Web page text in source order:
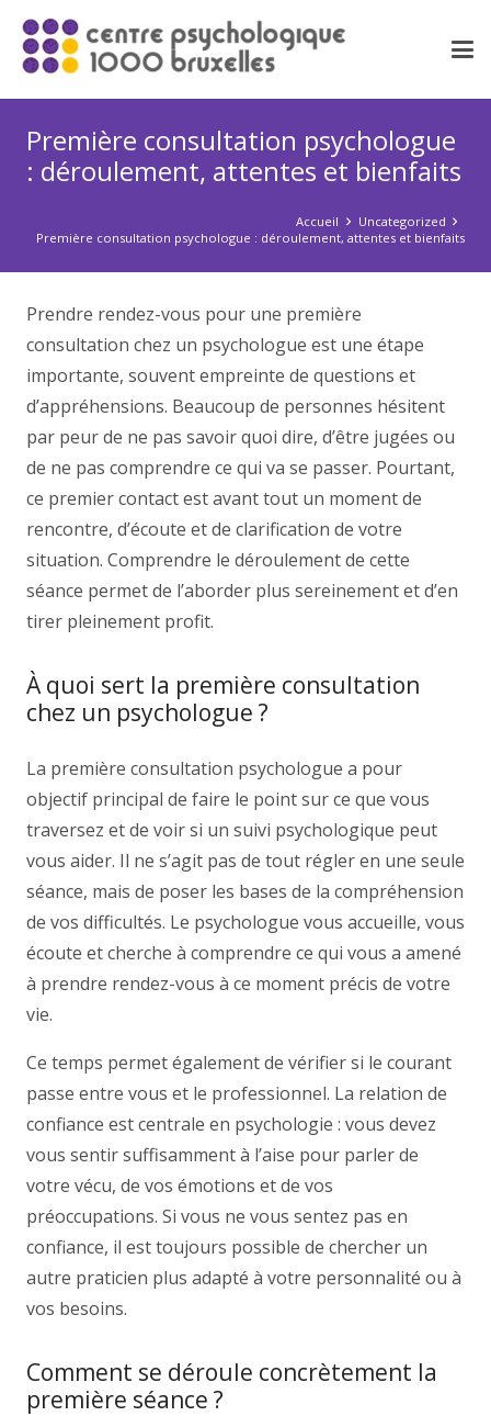
Première consultation psychologue
: déroulement, attentes et bienfaits
Accueil
Uncategorized
Première consultation psychologue : déroulement, attentes et bienfaits
Prendre rendez-vous pour une première
consultation chez un psychologue est une étape
importante, souvent empreinte de questions et
d’appréhensions. Beaucoup de personnes hésitent
par peur de ne pas savoir quoi dire, d’être jugées ou
de ne pas comprendre ce qui va se passer. Pourtant,
ce premier contact est avant tout un moment de
rencontre, d’écoute et de clarification de votre
situation. Comprendre le déroulement de cette
séance permet de l’aborder plus sereinement et d’en
tirer pleinement profit.
À quoi sert la première consultation
chez un psychologue ?
La première consultation psychologue a pour
objectif principal de faire le point sur ce que vous
traversez et de voir si un suivi psychologique peut
vous aider. Il ne s’agit pas de tout régler en une seule
séance, mais de poser les bases de la compréhension
de vos difficultés. Le psychologue vous accueille, vous
écoute et cherche à comprendre ce qui vous a amené
à prendre rendez-vous à ce moment précis de votre
vie.
Ce temps permet également de vérifier si le courant
passe entre vous et le professionnel. La relation de
confiance est centrale en psychologie : vous devez
vous sentir suffisamment à l’aise pour parler de
votre vécu, de vos émotions et de vos
préoccupations. Si vous ne vous sentez pas en
confiance, il est toujours possible de chercher un
autre praticien plus adapté à votre personnalité ou à
vos besoins.
Comment se déroule concrètement la
première séance ?